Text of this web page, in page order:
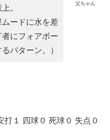
父ちゃん
。
ードに水を差
にフォアボー
パターン。）
打１ 四球０ 死球０ 失点０